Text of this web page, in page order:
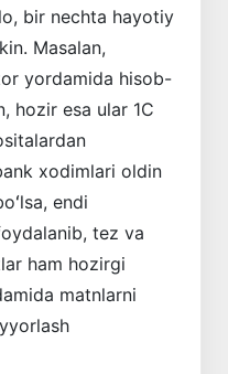
bir nechta hayotiy
Masalan,
yordamida hisob-
hozir esa ular 1C
xodimlari oldin
endi
tez va
ham hozirgi
matnlarni